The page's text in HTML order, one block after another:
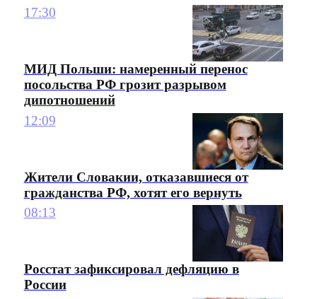
17:30
МИД Польши: намеренный перенос
посольства РФ грозит разрывом
дипотношений
12:09
Жители Словакии, отказавшиеся от
гражданства РФ, хотят его вернуть
08:13
Росстат зафиксировал дефляцию в
России